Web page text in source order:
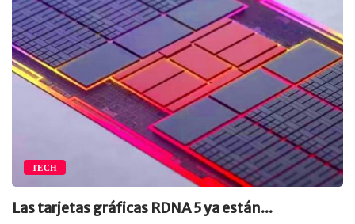
TECH
Las tarjetas gráficas RDNA 5 ya están...